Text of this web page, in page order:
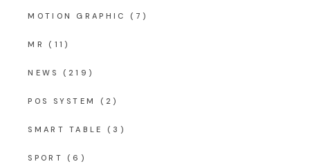
MOTION GRAPHIC (7)
MR (11)
NEWS (219)
POS SYSTEM (2)
SMART TABLE (3)
SPORT (6)